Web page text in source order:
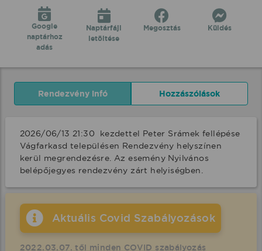
Google
naptárhoz
adás
Naptárfájl
letöltése
Megosztás Küldés
Rendezvény infó Hozzászólások
2026/06/13 21:30  kezdettel Peter Srámek fellépése
Vágfarkasd településen Rendezvény helyszínen
kerül megrendezésre. Az esemény Nyilvános
belépőjegyes rendezvény zárt helyiségben.
Aktuális Covid Szabályozások
2022.03.07. től minden COVID szabályozás